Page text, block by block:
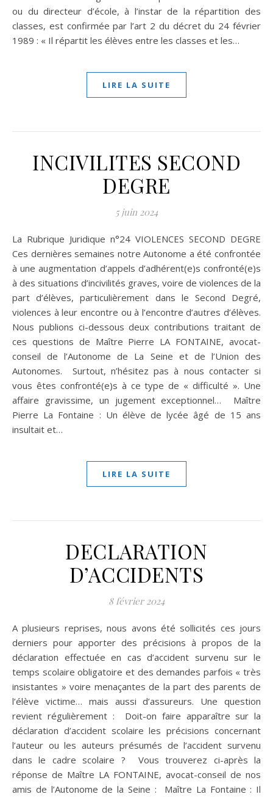
ou du directeur d’école, à l’instar de la répartition des
classes, est confirmée par l’art 2 du décret du 24 février
1989 : « Il répartit les élèves entre les classes et les…
LIRE LA SUITE
INCIVILITES SECOND
DEGRE
5 juin 2024
La Rubrique Juridique n°24 VIOLENCES SECOND DEGRE
Ces dernières semaines notre Autonome a été confrontée
à une augmentation d’appels d’adhérent(e)s confronté(e)s
à des situations d’incivilités graves, voire de violences de la
part d’élèves, particulièrement dans le Second Degré,
violences à leur encontre ou à l’encontre d’autres d’élèves.
Nous publions ci-dessous deux contributions traitant de
ces questions de Maître Pierre LA FONTAINE, avocat-
conseil de l’Autonome de La Seine et de l’Union des
Autonomes. Surtout, n’hésitez pas à nous contacter si
vous êtes confronté(e)s à ce type de « difficulté ». Une
affaire gravissime, un jugement exceptionnel… Maître
Pierre La Fontaine : Un élève de lycée âgé de 15 ans
insultait et…
LIRE LA SUITE
DECLARATION
D’ACCIDENTS
8 février 2024
A plusieurs reprises, nous avons été sollicités ces jours
derniers pour apporter des précisions à propos de la
déclaration effectuée en cas d’accident survenu sur le
temps scolaire obligatoire et des demandes parfois « très
insistantes » voire menaçantes de la part des parents de
l’élève victime… mais aussi d’assureurs. Une question
revient régulièrement : Doit-on faire apparaître sur la
déclaration d’accident scolaire les précisions concernant
l’auteur ou les auteurs présumés de l’accident survenu
dans le cadre scolaire ? Vous trouverez ci-après la
réponse de Maître LA FONTAINE, avocat-conseil de nos
amis de l’Autonome de la Seine : Maître La Fontaine : Il